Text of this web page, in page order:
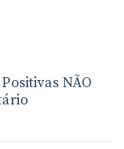
NÃO